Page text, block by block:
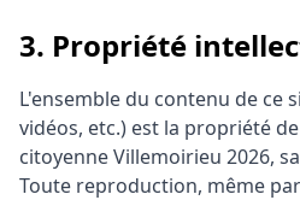
3. Propriété
L'ensemble du contenu de ce
vidéos, etc.) est la propriété
citoyenne Villemoirieu 2026,
Toute reproduction, même